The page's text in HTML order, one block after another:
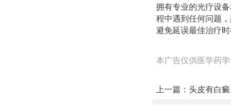
拥有专业的光疗设
程中遇到任何问题
避免延误最佳治疗时
本广告仅供医学药
上一篇： 头皮有白